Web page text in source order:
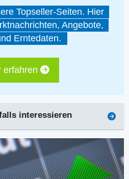
Topseller-Seiten. Hier
Angebote,
Erntedaten.
erfahren
interessieren